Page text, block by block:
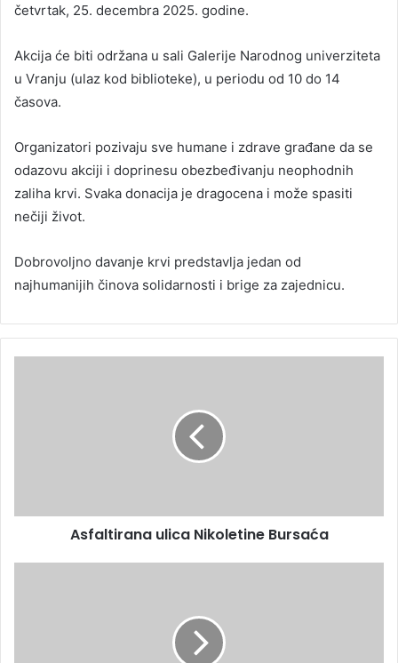
četvrtak, 25. decembra 2025. godine.
Akcija će biti održana u sali Galerije Narodnog univerziteta
u Vranju (ulaz kod biblioteke), u periodu od 10 do 14
časova.
Organizatori pozivaju sve humane i zdrave građane da se
odazovu akciji i doprinesu obezbeđivanju neophodnih
zaliha krvi. Svaka donacija je dragocena i može spasiti
nečiji život.
Dobrovoljno davanje krvi predstavlja jedan od
najhumanijih činova solidarnosti i brige za zajednicu.
Asfaltirana ulica Nikoletine Bursaća